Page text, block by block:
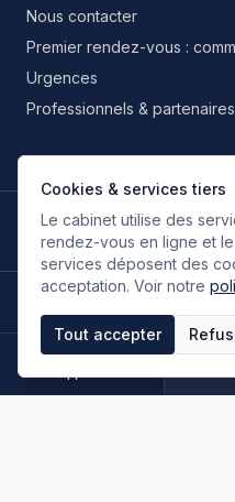
Cookies & services tiers
Le cabinet utilise des
rendez-vous en ligne et
services déposent des
acceptation. Voir notre
Tout accepter
Nous contacter
Premier rendez-vous :
Urgences
Professionnels & partenaires
LANGUES DE TRAVAIL
🇫🇷
Français
FR🇬🇧
Anglais
EN🇮🇹
ItalienIT🇪🇸 ES
Site conçu sur une idée
Mentions légalesCGU & CGV
Espace clientsPaiement en
Appeler